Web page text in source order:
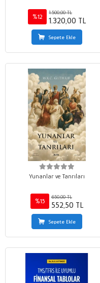
%12
1.500,00 TL
1.320,00 TL
Sepete Ekle
Yunanlar ve Tanrıları
%15
650,00 TL
552,50 TL
Sepete Ekle